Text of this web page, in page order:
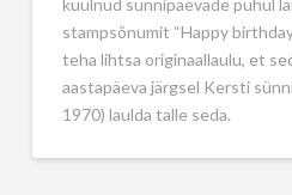
stampsõnumit “Happy
teha lihtsa originaallaulu, et
aastapäeva järgsel Kersti
1970) laulda talle seda.